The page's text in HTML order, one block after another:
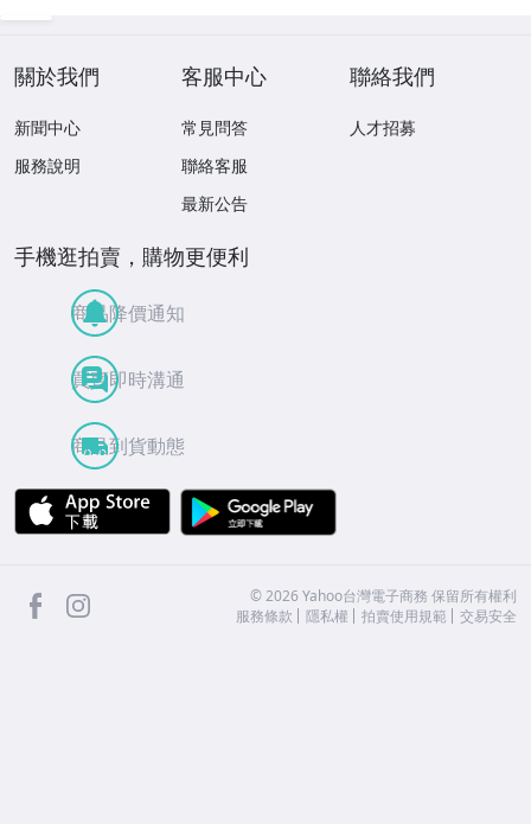
關於我們
新聞中心
服務說明
客服中心
常見問答
聯絡客服
最新公告
聯絡我們
人才招募
手機逛拍賣，購物更便利
商品降價通知
買賣即時溝通
商品到貨動態
APP Store
facebook ©2026 Yahoo台灣電子商務 保留所有權利
服務條款
隱私權 拍賣使用規範 交易安全